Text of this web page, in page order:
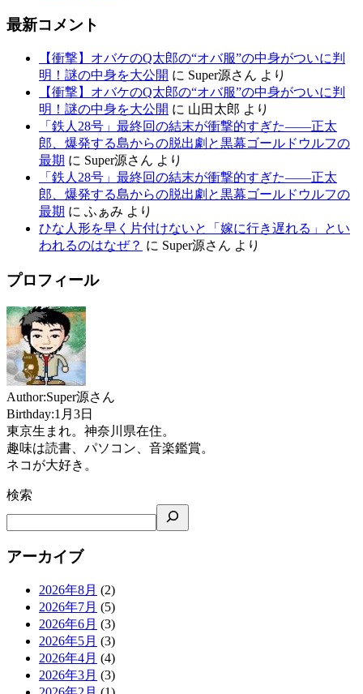
最新コメント
【衝撃】オバケのQ太郎の“オバ服”の中身がついに判
明！謎の中身を大公開 に Super源さん より
【衝撃】オバケのQ太郎の“オバ服”の中身がついに判
明！謎の中身を大公開 に 山田太郎 より
「鉄人28号」最終回の結末が衝撃的すぎた——正太
郎、爆発する島からの脱出劇と黒幕ゴールドウルフの
最期 に Super源さん より
「鉄人28号」最終回の結末が衝撃的すぎた——正太
郎、爆発する島からの脱出劇と黒幕ゴールドウルフの
最期 に ふぁみ より
ひな人形を早く片付けないと「嫁に行き遅れる」とい
われるのはなぜ？ に Super源さん より
プロフィール
Author:Super源さん
Birthday:1月3日
東京生まれ。神奈川県在住。
趣味は読書、パソコン、音楽鑑賞。
ネコが大好き。
検索
アーカイブ
2026年8月 (2)
2026年7月 (5)
2026年6月 (3)
2026年5月 (3)
2026年4月 (4)
2026年3月 (3)